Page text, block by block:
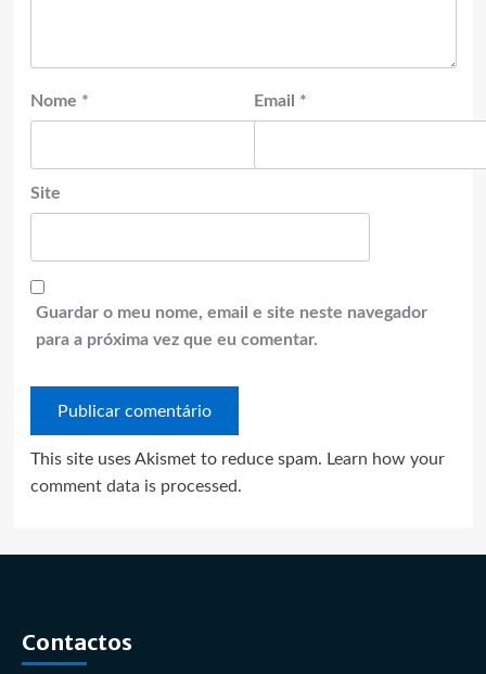
Nome * Email *
Site
Guardar o meu nome, email e site neste navegador
para a próxima vez que eu comentar.
This site uses Akismet to reduce spam. Learn how your
comment data is processed.
Contactos